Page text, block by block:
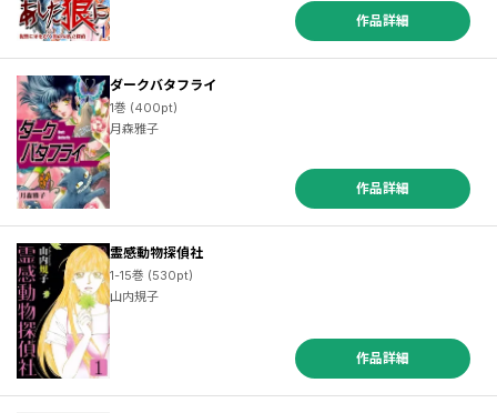
作品詳細
ダークバタフライ
1巻 (400pt)
月森雅子
作品詳細
霊感動物探偵社
1-15巻 (530pt)
山内規子
作品詳細